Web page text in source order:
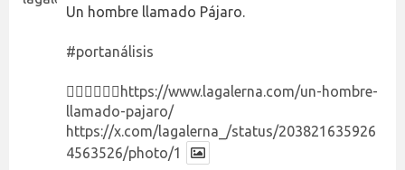
Un hombre llamado Pájaro.
#portanálisis
👉🏻👉🏻👉🏻 https://www.lagalerna.com/un-hombre-
llamado-pajaro/
https://x.com/lagalerna_/status/203821635926
4563526/photo/1